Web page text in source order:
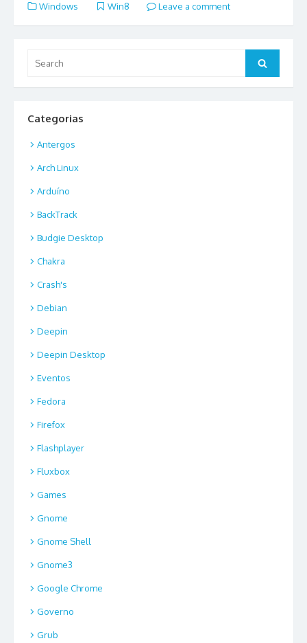
Windows Win8 Leave a comment
for:
Search
Categorias
Antergos
Arch Linux
Arduíno
BackTrack
Budgie Desktop
Chakra
Crash's
Debian
Deepin
Deepin Desktop
Eventos
Fedora
Firefox
Flashplayer
Fluxbox
Games
Gnome
Gnome Shell
Gnome3
Google Chrome
Governo
Grub